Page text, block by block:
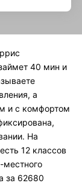
40 мин и
а
и с комфортом
На
12 классов
местного
за 62680